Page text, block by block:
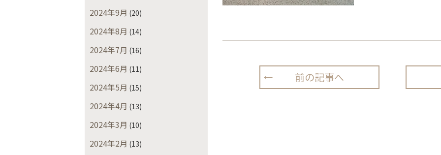
2024年9月 (20)
2024年8月 (14)
2024年7月 (16)
2024年6月 (11)
2024年5月 (15)
2024年4月 (13)
2024年3月 (10)
2024年2月 (13)
前の記事へ